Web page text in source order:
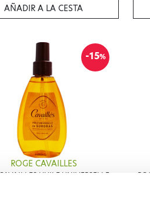
AÑADIR A LA CESTA
-15%
ROGE CAVAILLES
HUILE UNIVERSELLE